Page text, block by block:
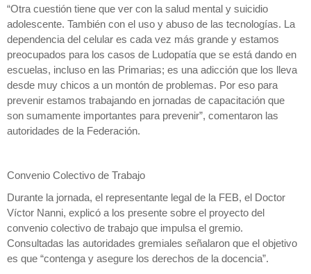
“Otra cuestión tiene que ver con la salud mental y suicidio
adolescente. También con el uso y abuso de las tecnologías. La
dependencia del celular es cada vez más grande y estamos
preocupados para los casos de Ludopatía que se está dando en
escuelas, incluso en las Primarias; es una adicción que los lleva
desde muy chicos a un montón de problemas. Por eso para
prevenir estamos trabajando en jornadas de capacitación que
son sumamente importantes para prevenir”, comentaron las
autoridades de la Federación.
Convenio Colectivo de Trabajo
Durante la jornada, el representante legal de la FEB, el Doctor
Víctor Nanni, explicó a los presente sobre el proyecto del
convenio colectivo de trabajo que impulsa el gremio.
Consultadas las autoridades gremiales señalaron que el objetivo
es que “contenga y asegure los derechos de la docencia”.